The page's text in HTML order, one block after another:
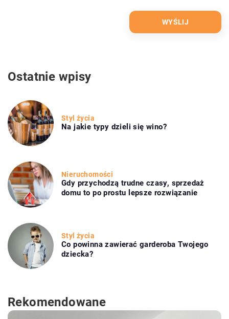
Ostatnie wpisy
Styl życia
Na jakie typy dzieli się wino?
Nieruchomości
Gdy przychodzą trudne czasy, sprzedaż
domu to po prostu lepsze rozwiązanie
Styl życia
Co powinna zawierać garderoba Twojego
dziecka?
Rekomendowane